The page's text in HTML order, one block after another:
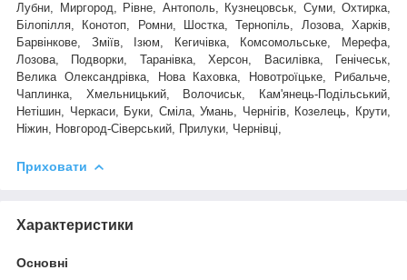
Лубни, Миргород, Рівне, Антополь, Кузнецовськ, Суми, Охтирка,
Білопілля, Конотоп, Ромни, Шостка, Тернопіль, Лозова, Харків,
Барвінкове, Зміїв, Ізюм, Кегичівка, Комсомольське, Мерефа,
Лозова, Подворки, Таранівка, Херсон, Василівка, Генічеськ,
Велика Олександрівка, Нова Каховка, Новотроїцьке, Рибальче,
Чаплинка, Хмельницький, Волочиськ, Кам'янець-Подільський,
Нетішин, Черкаси, Буки, Сміла, Умань, Чернігів, Козелець, Крути,
Ніжин, Новгород-Сіверський, Прилуки, Чернівці,
Приховати
Характеристики
Основні